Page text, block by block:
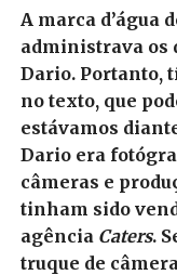
A marca d’água
administrava os
Dario. Portanto,
no texto, que
estávamos
Dario era
câmeras e
tinham sido
agência Caters.
truque de